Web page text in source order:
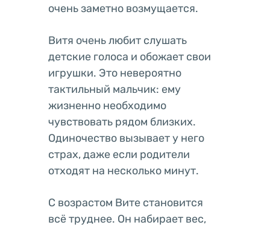
очень заметно возмущается.
Витя очень любит слушать
детские голоса и обожает свои
игрушки. Это невероятно
тактильный мальчик: ему
жизненно необходимо
чувствовать рядом близких.
Одиночество вызывает у него
страх, даже если родители
отходят на несколько минут.
С возрастом Вите становится
всё труднее. Он набирает вес,